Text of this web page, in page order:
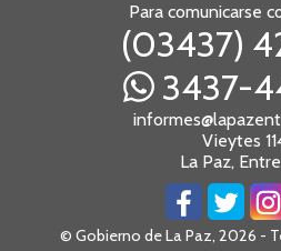
Para comunicarse
(03437)
3437-
Vieytes
La Paz,
© Gobierno de La Paz, 2026 -